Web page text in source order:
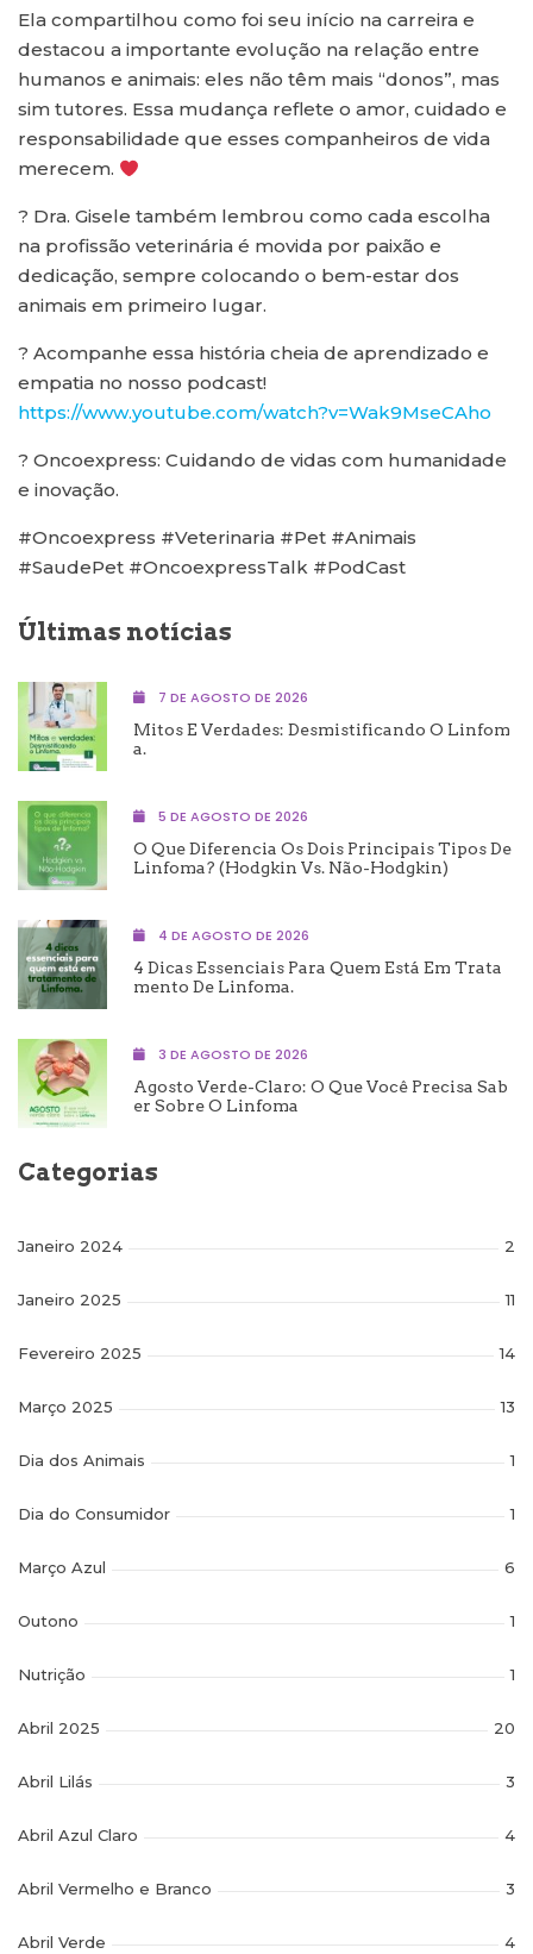
Ela compartilhou como foi seu início na carreira e
destacou a importante evolução na relação entre
humanos e animais: eles não têm mais “donos”, mas
sim tutores. Essa mudança reflete o amor, cuidado e
responsabilidade que esses companheiros de vida
merecem.
? Dra. Gisele também lembrou como cada escolha
na profissão veterinária é movida por paixão e
dedicação, sempre colocando o bem-estar dos
animais em primeiro lugar.
? Acompanhe essa história cheia de aprendizado e
empatia no nosso podcast!
https://www.youtube.com/watch?v=Wak9MseCAho
? Oncoexpress: Cuidando de vidas com humanidade
e inovação.
#Oncoexpress #Veterinaria #Pet #Animais
#SaudePet #OncoexpressTalk #PodCast
Últimas notícias
7 DE AGOSTO DE 2026
Mitos E Verdades: Desmistificando O Linfom
A.
5 DE AGOSTO DE 2026
O Que Diferencia Os Dois Principais Tipos De
Linfoma? (Hodgkin Vs. Não-Hodgkin)
4 DE AGOSTO DE 2026
4 Dicas Essenciais Para Quem Está Em Trata
Mento De Linfoma.
3 DE AGOSTO DE 2026
Agosto Verde-Claro: O Que Você Precisa Sab
Er Sobre O Linfoma
Categorias
Janeiro 2024 2
Janeiro 2025 11
Fevereiro 2025 14
Março 2025 13
Dia dos Animais 1
Dia do Consumidor 1
Março Azul 6
Outono 1
Nutrição 1
Abril 2025 20
Abril Lilás 3
Abril Azul Claro 4
Abril Vermelho e Branco 3
Abril Verde 4